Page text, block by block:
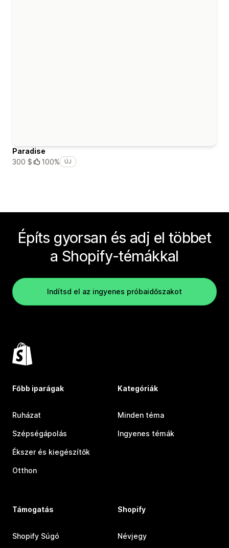
Paradise
300 $
100% ÚJ
Építs gyorsan és adj el többet
a Shopify-témákkal
Indítsd el az ingyenes próbaidőszakot
Főbb iparágak
Ruházat
Szépségápolás
Ékszer és kiegészítők
Otthon
Kategóriák
Minden téma
Ingyenes témák
Támogatás
Shopify Súgó
Shopify
Névjegy